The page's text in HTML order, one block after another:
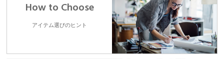
How to Choose
アイテム選びのヒント